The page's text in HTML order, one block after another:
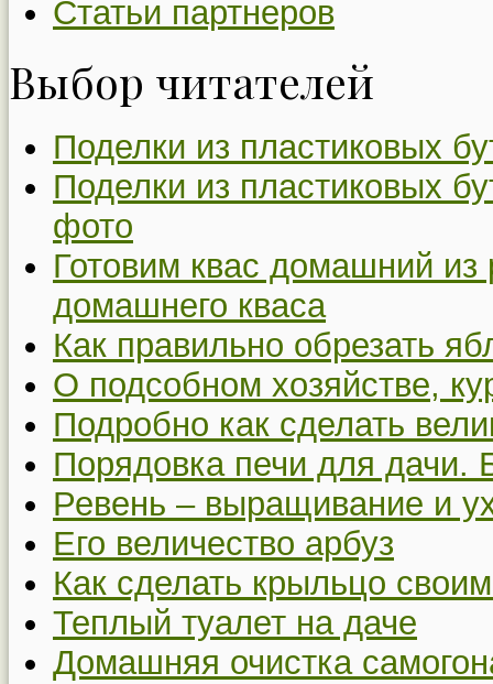
Статьи партнеров
Выбор читателей
Поделки из пластиковых
Поделки из пластиковых
фото
Готовим квас домашний
домашнего кваса
Как правильно обрезать
О подсобном хозяйстве,
Подробно как сделать
Порядовка печи для дачи.
Ревень – выращивание и
Его величество арбуз
Как сделать крыльцо
Теплый туалет на даче
Домашняя очистка